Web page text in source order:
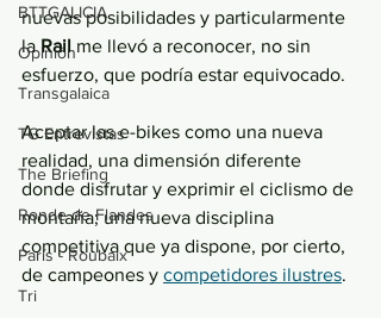
BTTGALICIA
Opinión
Transgalaica
TG Entrevistas
The Briefing
Ronde de Flandes
París - Roubaix
Tri
nuevas posibilidades y particularmente
la Rail me llevó a reconocer, no sin
esfuerzo, que podría estar equivocado.
Aceptar las e-bikes como una nueva
realidad, una dimensión diferente
donde disfrutar y exprimir el ciclismo de
montaña; una nueva disciplina
competitiva que ya dispone, por cierto,
de campeones y competidores ilustres.